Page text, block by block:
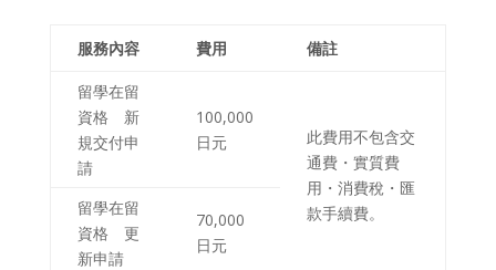
服務內容 費用 備註
留學在留
資格 新
規交付申
請
100,000
日元
此費用不包含交
通費・實質費
用・消費稅・匯
款手續費。
留學在留
資格 更
新申請
70,000
日元